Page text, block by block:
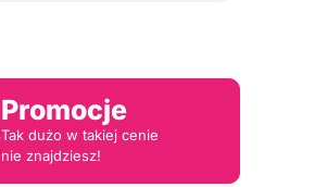
Promocje
Tak dużo w takiej cenie
nie znajdziesz!